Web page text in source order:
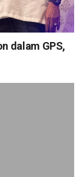
dalam GPS,